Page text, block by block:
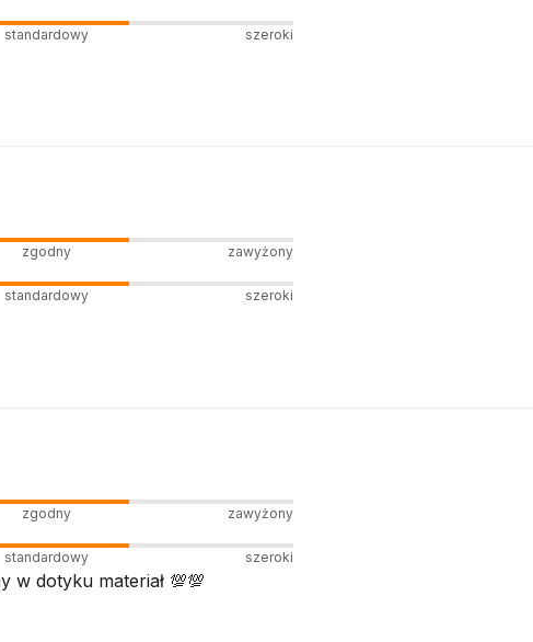
standardowy szeroki
zgodny
zawyżony
standardowy szeroki
zgodny
zawyżony
standardowy szeroki
w dotyku materiał 💯💯